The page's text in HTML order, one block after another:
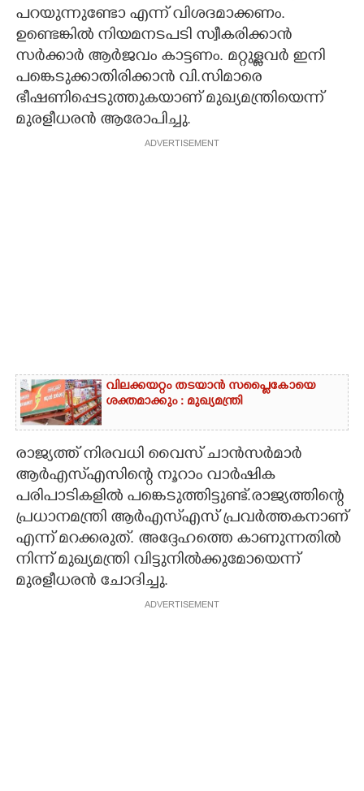
പറയുന്നുണ്ടോ എന്ന് വിശദമാക്കണം.
ഉണ്ടെങ്കില്‍ നിയമനടപടി സ്വീകരിക്കാന്‍
സര്‍ക്കാര്‍ ആര്‍ജവം കാട്ടണം. മറ്റുള്ളവര്‍ ഇനി
പങ്കെടുക്കാതിരിക്കാന്‍ വി.സിമാരെ
ഭീഷണിപ്പെടുത്തുകയാണ് മുഖ്യമന്ത്രിയെന്ന്
മുരളീധരന്‍ ആരോപിച്ചു.
ADVERTISEMENT
വിലക്കയറ്റം തടയാൻ സപ്ലൈകോയെ
ശക്തമാക്കും : മുഖ്യമന്ത്രി
രാജ്യത്ത് നിരവധി വൈസ് ചാന്‍സര്‍മാര്‍
ആര്‍എസ്എസിന്റെ നൂറാം വാര്‍ഷിക
പരിപാടികളില്‍ പങ്കെടുത്തിട്ടുണ്ട്.രാജ്യത്തിന്റെ
പ്രധാനമന്ത്രി ആര്‍എസ്എസ് പ്രവര്‍ത്തകനാണ്
എന്ന് മറക്കരുത്. അദ്ദേഹത്തെ കാണുന്നതില്‍
നിന്ന് മുഖ്യമന്ത്രി വിട്ടുനില്‍ക്കുമോയെന്ന്
മുരളീധരന്‍ ചോദിച്ചു.
ADVERTISEMENT